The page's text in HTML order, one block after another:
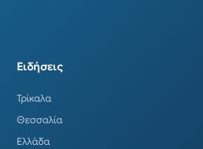
Ειδήσεις
Τρίκαλα
Θεσσαλία
Ελλάδα